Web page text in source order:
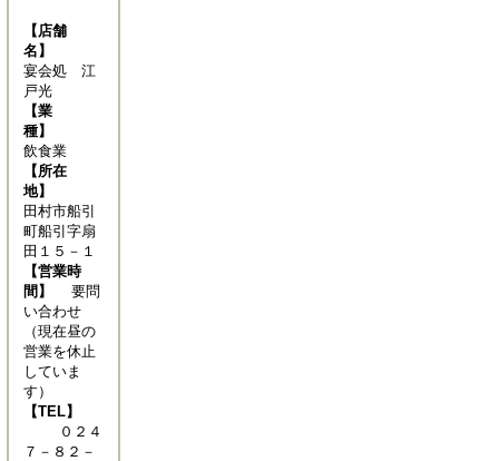
【店舗
名】
宴会処 江
戸光
【業
種】
飲食業
【所在
地】
田村市船引
町船引字扇
田１５－１
【営業時
間】
要問
い合わせ
（現在昼の
営業を休止
していま
す）
【TEL】
０２４
７－８２－